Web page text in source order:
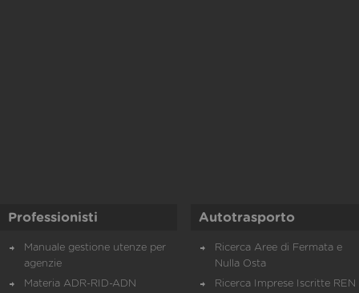
Professionisti
Manuale gestione utenze per
agenzie
Materia ADR-RID-ADN
Autotrasporto
Ricerca Aree di Fermata e
Nulla Osta
Ricerca Imprese Iscritte REN